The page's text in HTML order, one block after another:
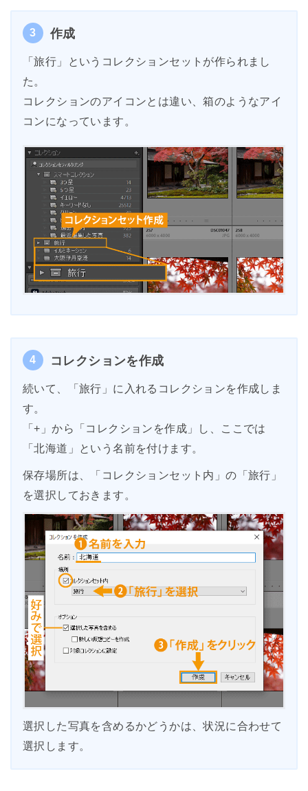
3 作成
「旅行」というコレクションセットが作られまし
た。
コレクションのアイコンとは違い、箱のようなアイ
コンになっています。
4 コレクションを作成
続いて、「旅行」に入れるコレクションを作成しま
す。
「+」から「コレクションを作成」し、ここでは
「北海道」という名前を付けます。
保存場所は、「コレクションセット内」の「旅行」
を選択しておきます。
選択した写真を含めるかどうかは、状況に合わせて
選択します。